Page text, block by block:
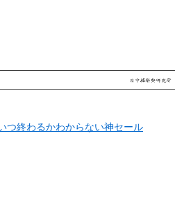
つ終わるかわからない神セール